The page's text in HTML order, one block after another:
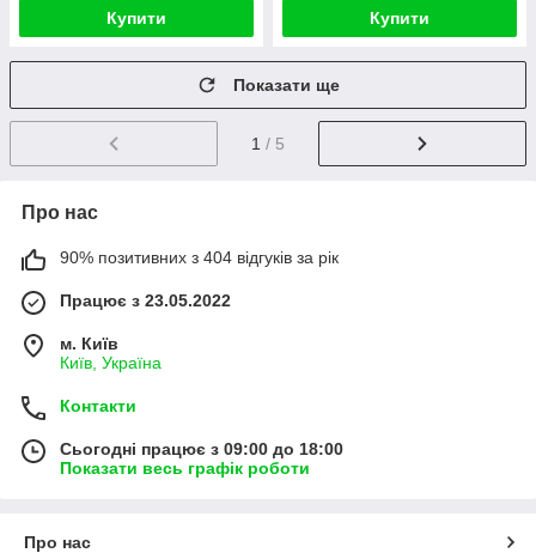
Купити Купити
Показати ще
1 / 5
Про нас
90% позитивних з 404 відгуків за рік
Працює з 23.05.2022
м. Київ
Київ, Україна
Контакти
Сьогодні працює з 09:00 до 18:00
Показати весь графік роботи
Про нас